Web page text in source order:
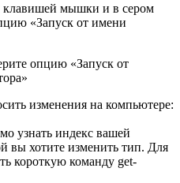
клавишей мышки и в сером
«Запуск от имени
опцию «Запуск от
изменения на компьютере:
узнать индекс вашей
вы хотите изменить тип. Для
короткую команду get-